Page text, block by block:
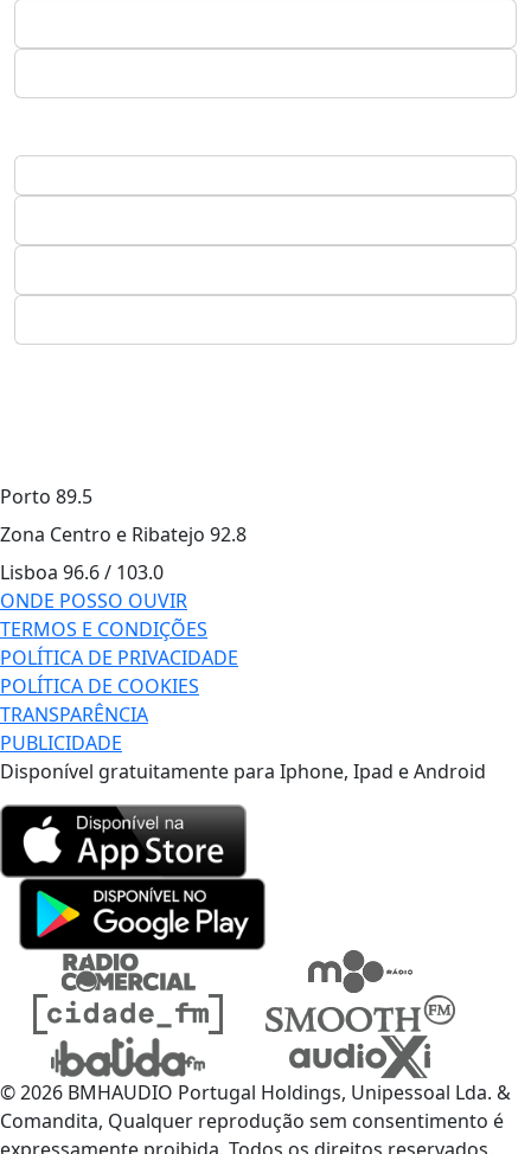
Porto 89.5
Zona Centro e Ribatejo 92.8
Lisboa 96.6 / 103.0
ONDE POSSO OUVIR
TERMOS E CONDIÇÕES
POLÍTICA DE PRIVACIDADE
POLÍTICA DE COOKIES
TRANSPARÊNCIA
PUBLICIDADE
Disponível gratuitamente para Iphone, Ipad e Android
© 2026 BMHAUDIO Portugal Holdings, Unipessoal Lda. &
Comandita, Qualquer reprodução sem consentimento é